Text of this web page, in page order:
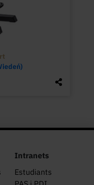
Intranets
Estudiants